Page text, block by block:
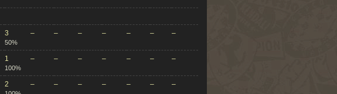
3
50%
– – – – – – –
1
100%
– – – – – – –
2 – – – – – – –